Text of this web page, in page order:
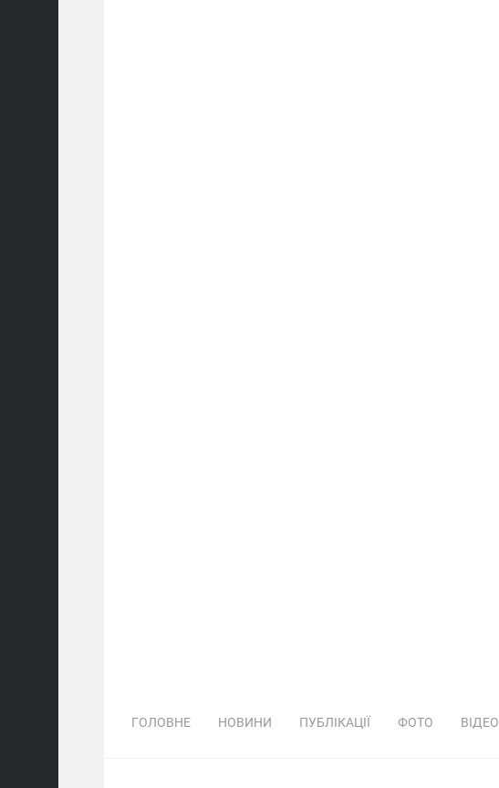
ГОЛОВНЕ НОВИНИ ПУБЛІКАЦІЇ ФОТО ВІДЕО